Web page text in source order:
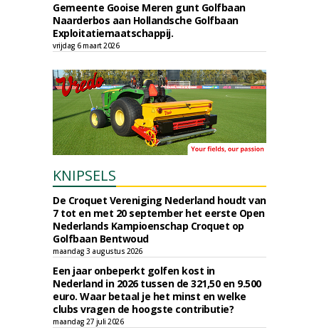
Gemeente Gooise Meren gunt Golfbaan
Naarderbos aan Hollandsche Golfbaan
Exploitatiemaatschappij.
vrijdag 6 maart 2026
KNIPSELS
De Croquet Vereniging Nederland houdt van
7 tot en met 20 september het eerste Open
Nederlands Kampioenschap Croquet op
Golfbaan Bentwoud
maandag 3 augustus 2026
Een jaar onbeperkt golfen kost in
Nederland in 2026 tussen de 321,50 en 9.500
euro. Waar betaal je het minst en welke
clubs vragen de hoogste contributie?
maandag 27 juli 2026